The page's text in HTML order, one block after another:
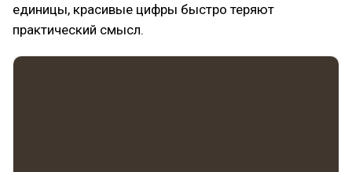
единицы, красивые цифры быстро теряют
практический смысл.